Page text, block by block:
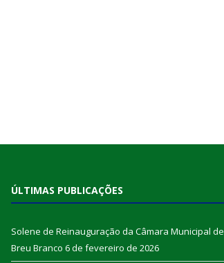
ÚLTIMAS PUBLICAÇÕES
Solene de Reinauguração da Câmara Municipal de
Breu Branco 6 de fevereiro de 2026